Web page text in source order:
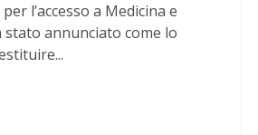
l’accesso a Medicina e
annunciato come lo